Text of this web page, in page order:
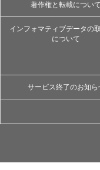
著作権と転載について
インフォマティブデータの
について
サービス終了のお知ら